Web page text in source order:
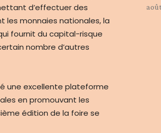
d’effectuer des
les monnaies nationales, la
fournit du capital-risque
nombre d’autres
une excellente plateforme
en promouvant les
édition de la foire se